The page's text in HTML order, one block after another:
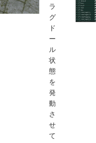
ラ
グ
ド
ー
ル
状
態
を
発
動
さ
せ
て